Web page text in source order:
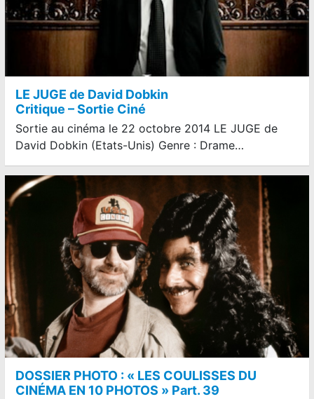
LE JUGE de David Dobkin
Critique – Sortie Ciné
Sortie au cinéma le 22 octobre 2014 LE JUGE de
David Dobkin (Etats-Unis) Genre : Drame…
DOSSIER PHOTO : « LES COULISSES DU
CINÉMA EN 10 PHOTOS » Part. 39